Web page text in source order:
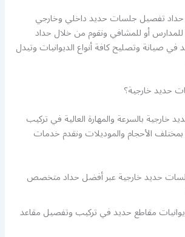
تفصيل جلسات حديد داخلي وخارجي
أو للمشافي ونقوم من خلال حداد
صيانة وتصليح كافة أنواع الديوانيات وتيدل
حديد خارجية؟
خارجية بالسرعة والمهارة العالية في تركيب
الأحجام والموديلات ونقدم خدمات
حديد خارجية عبر أفضل حداد متخصص
مقاطع حديد في تركيب وتفصيل مقاعد